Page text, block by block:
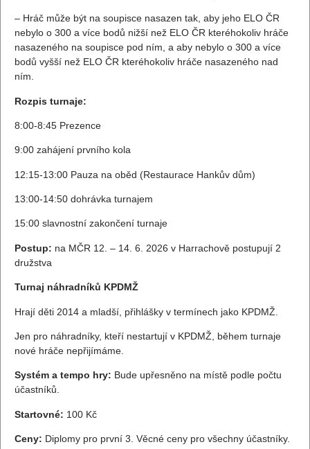
– Hráč může být na soupisce nasazen tak, aby jeho ELO ČR
nebylo o 300 a více bodů nižší než ELO ČR kteréhokoliv hráče
nasazeného na soupisce pod ním, a aby nebylo o 300 a více
bodů vyšší než ELO ČR kteréhokoliv hráče nasazeného nad
ním.
Rozpis turnaje:
8:00-8:45 Prezence
9:00 zahájení prvního kola
12:15-13:00 Pauza na oběd (Restaurace Hankův dům)
13:00-14:50 dohrávka turnajem
15:00 slavnostní zakončení turnaje
Postup: na MČR 12. – 14. 6. 2026 v Harrachově postupují 2
družstva
Turnaj náhradníků KPDMŽ
Hrají děti 2014 a mladší, přihlášky v termínech jako KPDMŽ.
Jen pro náhradníky, kteří nestartují v KPDMŽ, během turnaje
nové hráče nepřijímáme.
Systém a tempo hry: Bude upřesněno na místě podle počtu
účastníků.
Startovné: 100 Kč
Ceny: Diplomy pro první 3. Věcné ceny pro všechny účastníky.